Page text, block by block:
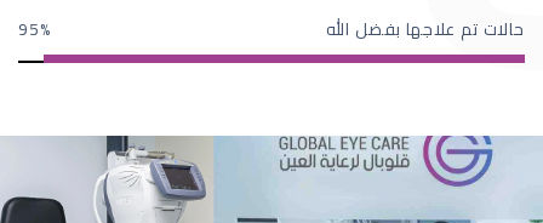
حالات تم علاجها بفضل الله 95